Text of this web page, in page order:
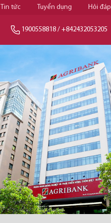
Tin tức Tuyển dụng Hỏi đáp
1900558818 / +842432053205